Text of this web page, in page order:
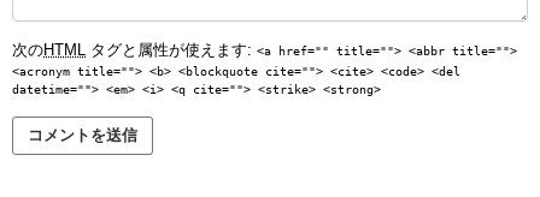
次のHTML タグと属性が使えます: <a href="" title=""> <abbr title="">
<acronym title=""> <b> <blockquote cite=""> <cite> <code> <del
datetime=""> <em> <i> <q cite=""> <strike> <strong>